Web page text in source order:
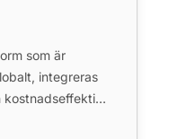
som är
integreras
kostnadseffektiv